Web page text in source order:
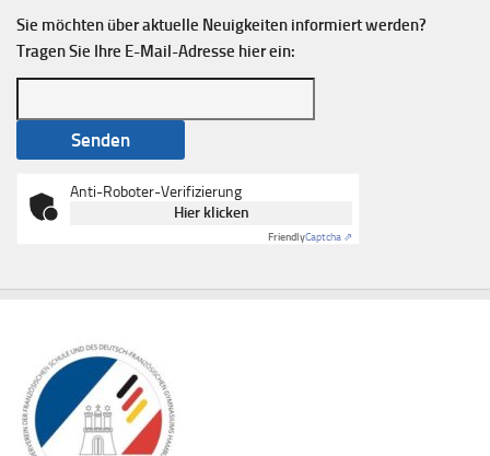
Sie möchten über aktuelle Neuigkeiten informiert werden?
Tragen Sie Ihre E-Mail-Adresse hier ein:
Anti-Roboter-Verifizierung
Hier klicken
FriendlyCaptcha ⇗